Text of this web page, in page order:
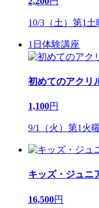
10/3（土）第1土
1日体験講座
初めてのアクリ
1,100円
9/1（火）第1火
キッズ・ジュ
16,500円